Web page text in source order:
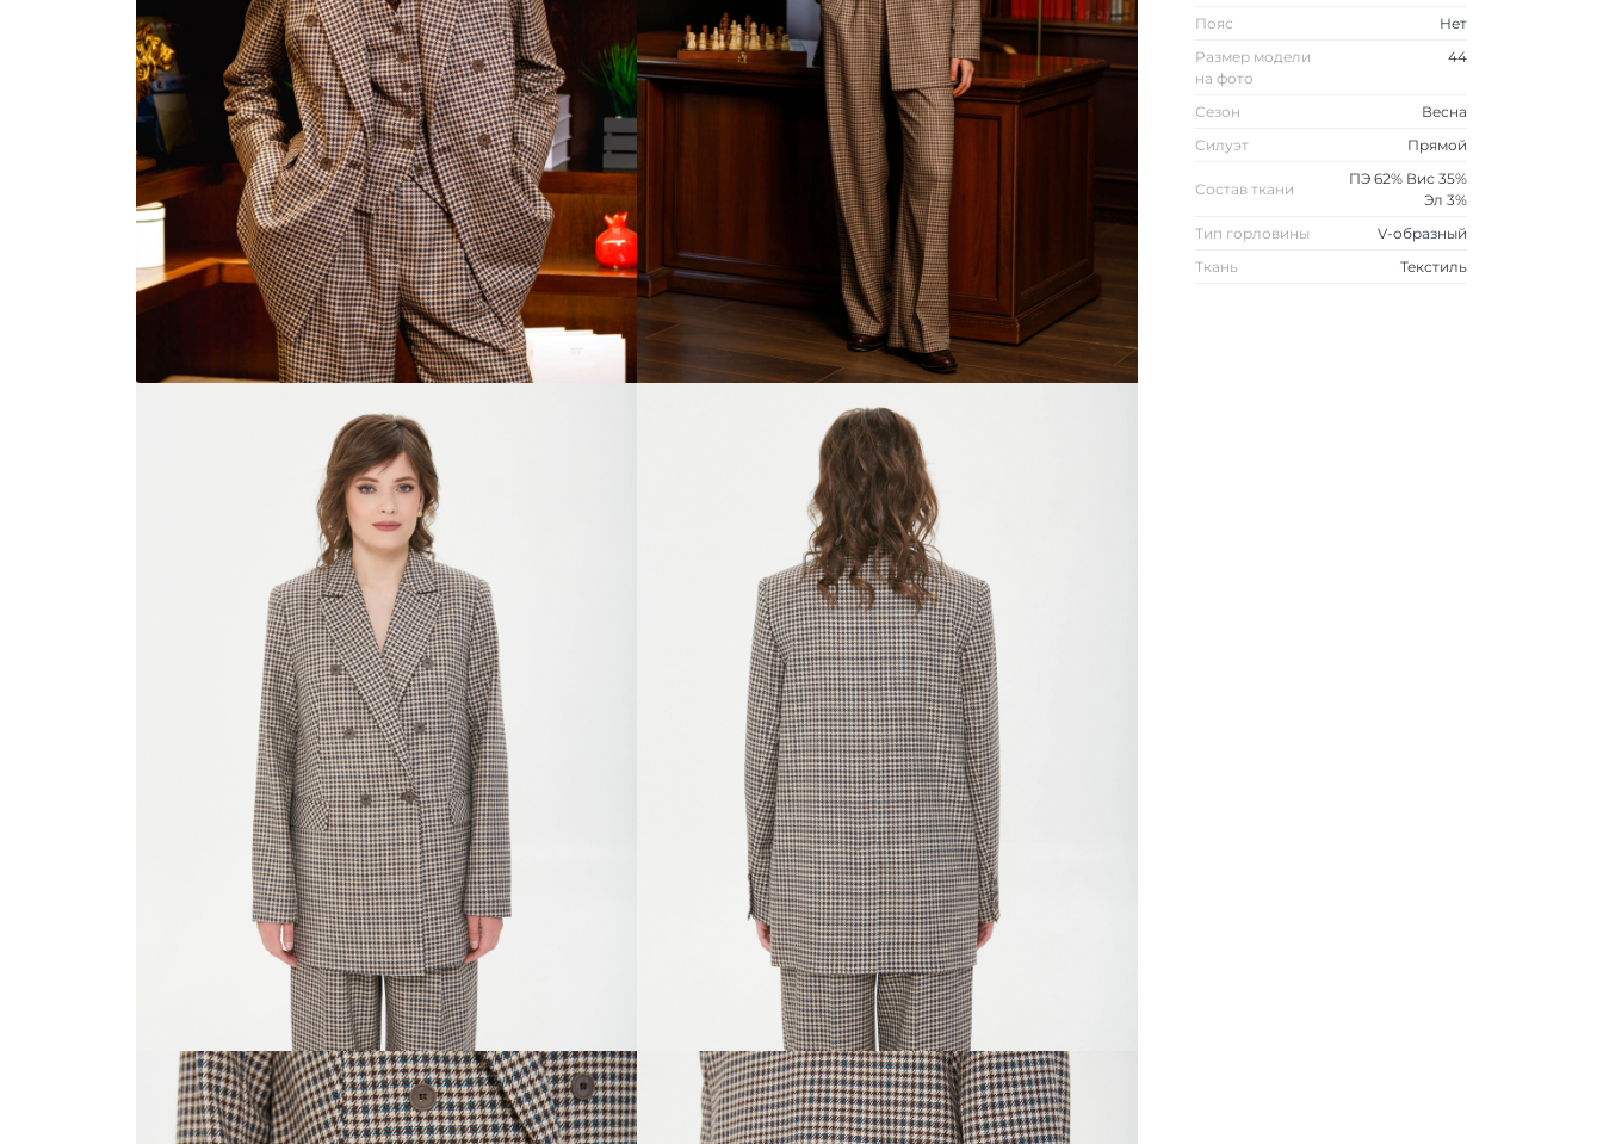
Пояс
Нет
Размер модели
на фото
44
Сезон
Весна
Силуэт
Прямой
Состав ткани
ПЭ 62% Вис 35%
Эл 3%
Тип горловины
V-образный
Ткань
Текстиль